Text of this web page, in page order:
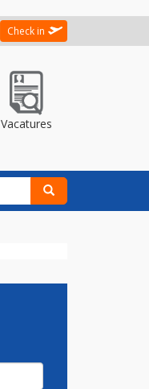
Check in
Vacatures